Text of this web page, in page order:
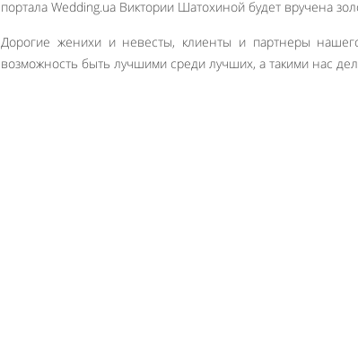
портала Wedding.ua Виктории Шатохиной будет вручена
Дорогие женихи и невесты, клиенты и партнеры
возможность быть лучшими среди лучших, а такими нас